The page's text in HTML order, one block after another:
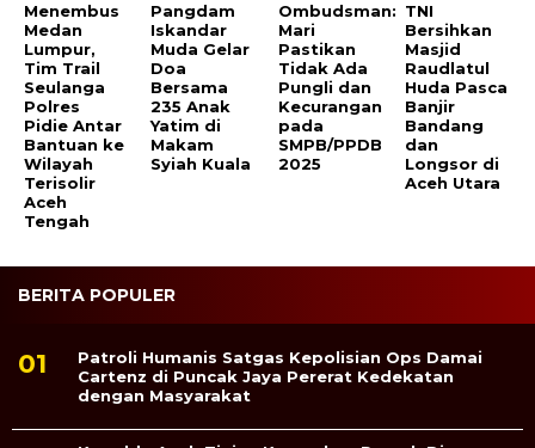
Menembus
Medan
Lumpur,
Tim Trail
Seulanga
Polres
Pidie Antar
Bantuan ke
Wilayah
Terisolir
Aceh
Tengah
Pangdam
Iskandar
Muda Gelar
Doa
Bersama
235 Anak
Yatim di
Makam
Syiah Kuala
Ombudsman:
Mari
Pastikan
Tidak Ada
Pungli dan
Kecurangan
pada
SMPB/PPDB
2025
TNI
Bersihkan
Masjid
Raudlatul
Huda Pasca
Banjir
Bandang
dan
Longsor di
Aceh Utara
BERITA POPULER
Patroli Humanis Satgas Kepolisian Ops Damai
Cartenz di Puncak Jaya Pererat Kedekatan
dengan Masyarakat